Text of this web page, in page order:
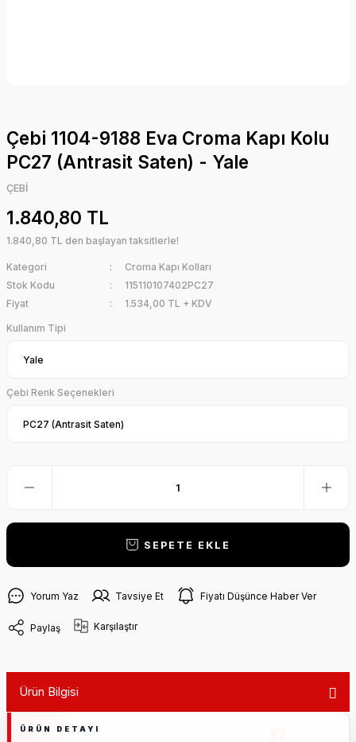
Çebi 1104-9188 Eva Croma Kapı Kolu
PC27 (Antrasit Saten) - Yale
ÇEBİ
1.840,80 TL
1.840,80 TL den başlayan taksitlerle!
Kategori
Croma Kapı Kolları
Stok Kodu
115110107402PC27
Fiyat
1.534,00 TL + KDV
Kullanım Tipi
Çebi Renk Seçenekleri
SEPETE EKLE
Yorum Yaz Tavsiye Et Fiyatı Düşünce Haber Ver
Paylaş Karşılaştır
Ürün Bilgisi